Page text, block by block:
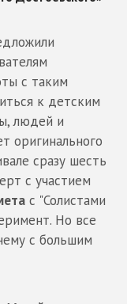
с таким
к детским
людей и
оригинального
сразу шесть
с участием
с "Солистами
Но все
с большим